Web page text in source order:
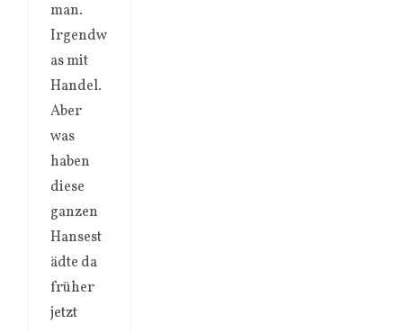
man.
Irgendw
as mit
Handel.
Aber
was
haben
diese
ganzen
Hansest
ädte da
früher
jetzt